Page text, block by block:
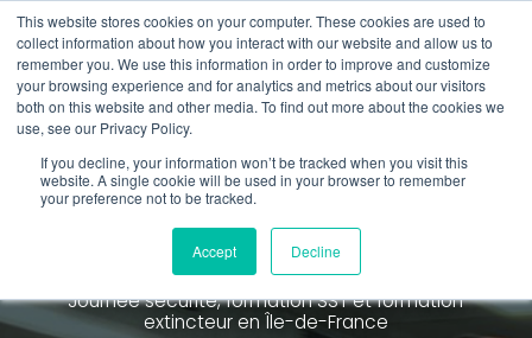
This website stores cookies on your computer. These cookies are used to
collect information about how you interact with our website and allow us to
remember you. We use this information in order to improve and customize
your browsing experience and for analytics and metrics about our visitors
both on this website and other media. To find out more about the cookies we
use, see our Privacy Policy.
If you decline, your information won’t be tracked when you visit this
website. A single cookie will be used in your browser to remember
your preference not to be tracked.
Accept Decline
Aller
au
contenu
principal
01 84 20 18 48
Spécialiste de la formation SST et
de la Formation Incendie
à Paris La Défense depuis 2015
Journée sécurité, formation SST et formation
extincteuren Île-de-France